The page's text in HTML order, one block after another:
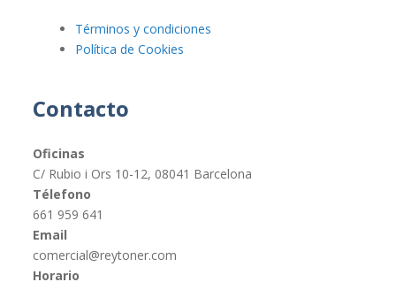
Términos y condiciones
Política de Cookies
Contacto
Oficinas
C/ Rubio i Ors 10-12, 08041 Barcelona
Télefono
661 959 641
Email
comercial@reytoner.com
Horario